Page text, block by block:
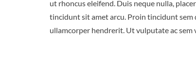
ut rhoncus eleifend. Duis neque nulla,
tincidunt sit amet arcu. Proin tincidunt sem
ullamcorper hendrerit. Ut vulputate ac sem
et ultrices posuere cubilia Curae;